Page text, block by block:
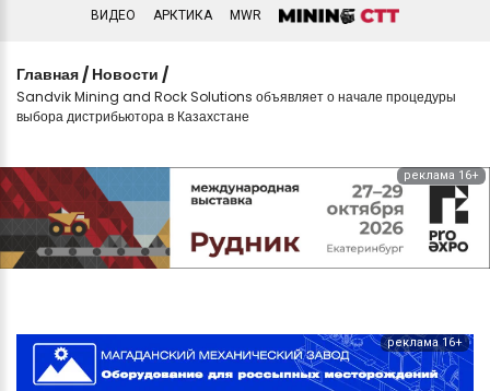
ВИДЕО АРКТИКА MWR
Главная / Новости /
Sandvik Mining and Rock Solutions объявляет о начале процедуры
выбора дистрибьютора в Казахстане
реклама 16+
реклама 16+